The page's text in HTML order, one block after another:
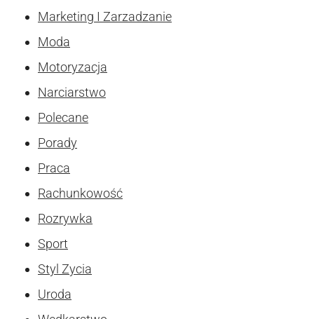
Marketing I Zarzadzanie
Moda
Motoryzacja
Narciarstwo
Polecane
Porady
Praca
Rachunkowość
Rozrywka
Sport
Styl Zycia
Uroda